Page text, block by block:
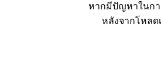
หากมีปัญหาในกา
หลังจากโหลด